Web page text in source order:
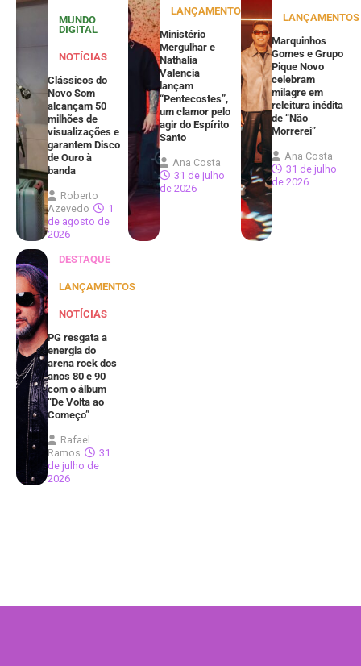
MUNDO
DIGITAL
NOTÍCIAS
Clássicos do
Novo Som
alcançam 50
milhões de
visualizações e
garantem Disco
de Ouro à
banda
Roberto
Azevedo
1
de agosto de
2026
LANÇAMENTOS
Ministério
Mergulhar e
Nathalia
Valencia
lançam
“Pentecostes”,
um clamor pelo
agir do Espírito
Santo
Ana Costa
31 de julho
de 2026
LANÇAMENTOS
Marquinhos
Gomes e Grupo
Pique Novo
celebram
milagre em
releitura inédita
de “Não
Morrerei”
Ana Costa
31 de julho
de 2026
DESTAQUE
LANÇAMENTOS
NOTÍCIAS
PG resgata a
energia do
arena rock dos
anos 80 e 90
com o álbum
“De Volta ao
Começo”
Rafael
Ramos
31
de julho de
2026